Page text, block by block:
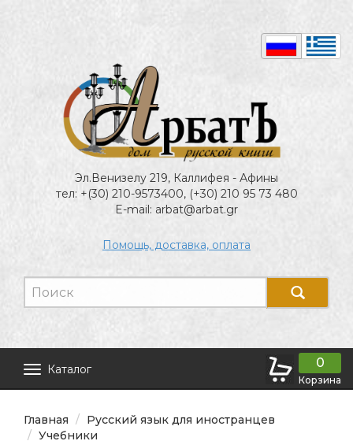
Эл.Венизелу 219, Каллифея - Афины
тел: +(30) 210-9573400, (+30) 210 95 73 480
E-mail: arbat@arbat.gr
Помощь, доставка, оплата
Каталог 0
Корзина
Главная
Русский язык для иностранцев
Учебники